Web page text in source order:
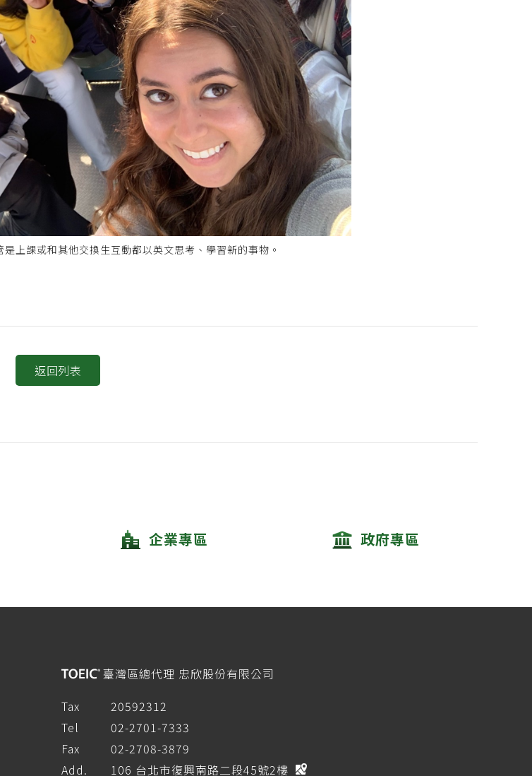
上課或和其他交換生互動都以英文思考、學習新的事物。
返回列表
企業專區 政府專區
臺灣區總代理 忠欣股份有限公司
Tax
20592312
Tel
02-2701-7333
Fax
02-2708-3879
Add.
106 台北市復興南路二段45號2樓